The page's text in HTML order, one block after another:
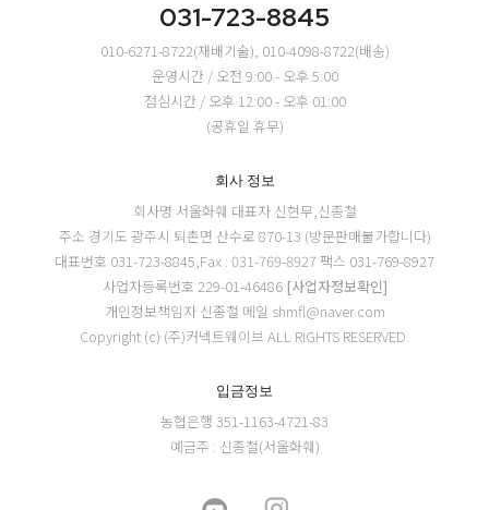
031-723-8845
010-6271-8722(재배기술), 010-4098-8722(배송)
운영시간 / 오전 9:00 - 오후 5:00
점심시간 / 오후 12:00 - 오후 01:00
(공휴일 휴무)
회사 정보
회사명 서울화훼 대표자 신현무,신종철
주소 경기도 광주시 퇴촌면 산수로 870-13 (방문판매불가합니다)
대표번호 031-723-8845,Fax : 031-769-8927 팩스 031-769-8927
사업자등록번호 229-01-46486 [사업자정보확인]
개인정보책임자 신종철 메일 shmfl@naver.com
Copyright (c) (주)커넥트웨이브 ALL RIGHTS RESERVED.
입금정보
농협은행 351-1163-4721-83
예금주 : 신종철(서울화훼)